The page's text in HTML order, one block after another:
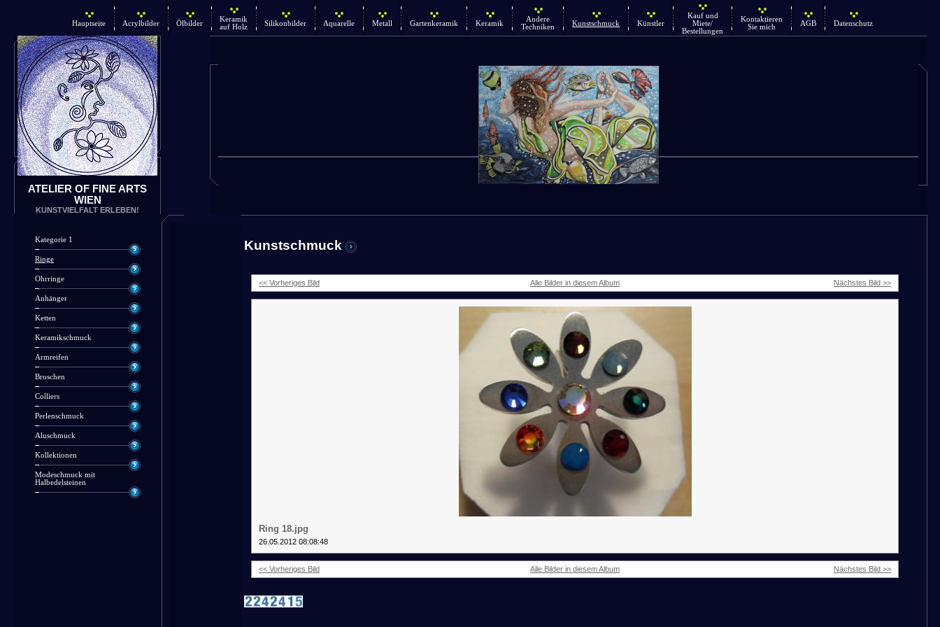
Hauptseite Acrylbilder Ölbilder
Keramik
auf Holz
Silikonbilder Aquarelle Metall Gartenkeramik Keramik
Andere
Techniken
Kunstschmuck Künstler
Kauf und
Miete/
Bestellungen
Kontaktieren
Sie mich
AGB Datenschutz
ATELIER OF FINE ARTS
WIEN
KUNSTVIELFALT ERLEBEN!
Kategorie 1
Ringe
Ohrringe
Anhänger
Ketten
Keramikschmuck
Armreifen
Broschen
Colliers
Perlenschmuck
Aluschmuck
Kollektionen
Modeschmuck mit
Halbedelsteinen
Kunstschmuck
<< Vorheriges Bild Alle Bilder in diesem Album Nächstes Bild >>
Ring 18.jpg
26.05.2012 08:08:48
<< Vorheriges Bild Alle Bilder in diesem Album Nächstes Bild >>